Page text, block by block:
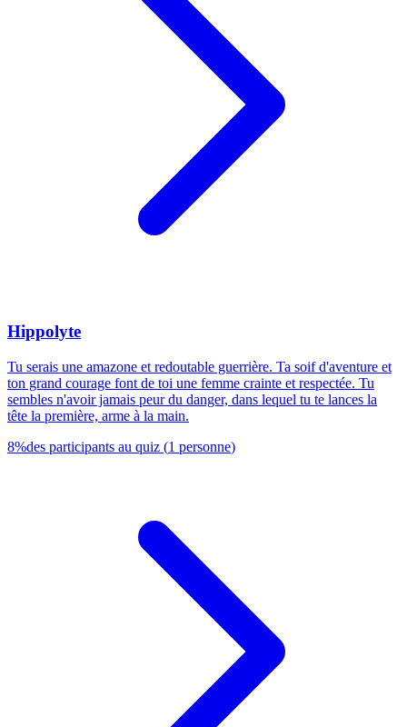
Hippolyte
Tu serais une amazone et redoutable guerrière. Ta soif d'aventure et
ton grand courage font de toi une femme crainte et respectée. Tu
sembles n'avoir jamais peur du danger, dans lequel tu te lances la
tête la première, arme à la main.
8%des participants au quiz (1 personne)